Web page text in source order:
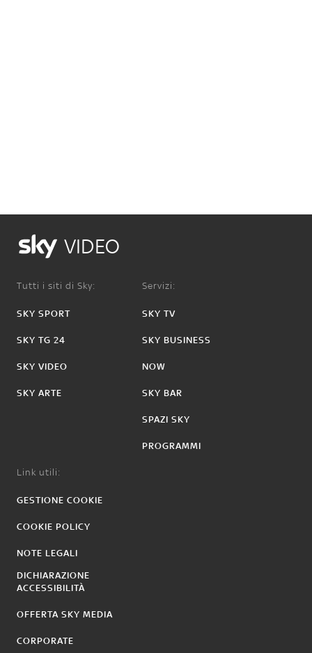
VIDEO
Tutti i siti di Sky:
SKY SPORT
SKY TG 24
SKY VIDEO
SKY ARTE
Servizi:
SKY TV
SKY BUSINESS
NOW
SKY BAR
SPAZI SKY
PROGRAMMI
Link utili:
GESTIONE COOKIE
COOKIE POLICY
NOTE LEGALI
DICHIARAZIONE
ACCESSIBILITÀ
OFFERTA SKY MEDIA
CORPORATE